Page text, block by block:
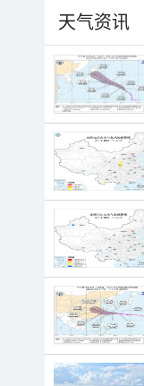
天气资讯